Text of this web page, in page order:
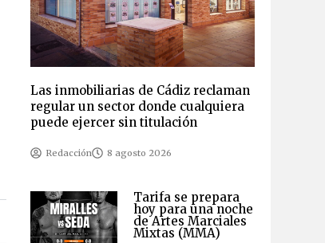
Las inmobiliarias de Cádiz reclaman
regular un sector donde cualquiera
puede ejercer sin titulación
Redacción 8 agosto 2026
Tarifa se prepara
hoy para una noche
de Artes Marciales
Mixtas (MMA)